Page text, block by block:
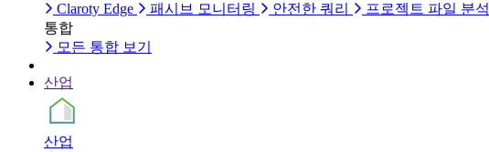
Claroty Edge
패시브 모니터링 안전한 쿼리 프로젝트 파일 분석
통합
모든 통합 보기
산업
산업